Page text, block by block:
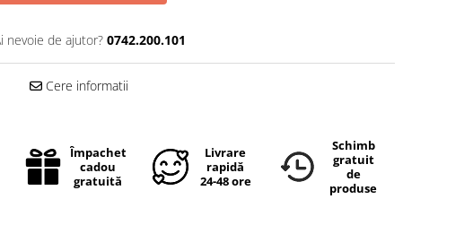
nevoie de ajutor? 0742.200.101
Cere informatii
Împachetare
cadou
gratuită
Livrare
rapidă
24-48 ore
Schimb
gratuit
de
produse